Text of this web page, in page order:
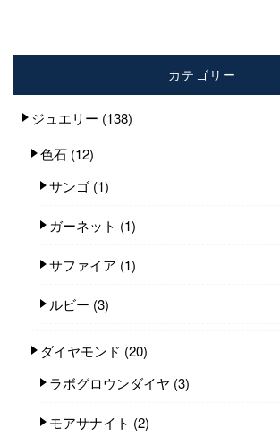
カテゴリー
ジュエリー (138)
色石 (12)
サンゴ (1)
ガーネット (1)
サファイア (1)
ルビー (3)
ダイヤモンド (20)
ラボグロウンダイヤ (3)
モアサナイト (2)